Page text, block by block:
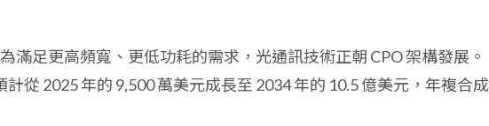
滿足更高頻寬、更低功耗的需求，光通訊技術正朝 CPO 架構發展。
計從 2025 年的 9,500 萬美元成長至 2034 年的 10.5 億美元，年複合